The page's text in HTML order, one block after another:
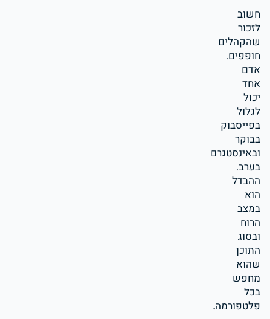
חשוב
לזכור
שהקהלים
חופפים.
אדם
אחד
יכול
לגלול
בפייסבוק
בבוקר
ובאינסטגרם
בערב.
ההבדל
הוא
במצב
הרוח
ובסוג
התוכן
שהוא
מחפש
בכל
פלטפורמה.